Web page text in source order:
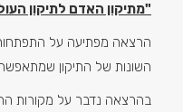
"מתיקון האדם לתיקון
הרצאה מפתיעה על
השונות של התיקון
בהרצאה נדבר על מקורות